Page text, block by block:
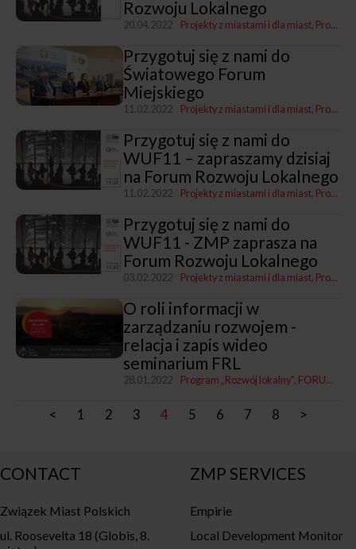
Rozwoju Lokalnego
20.04.2022 Projekty z miastami i dla miast Program „Rozwój lokalny"
Przygotuj się z nami do
Światowego Forum
Miejskiego
11.02.2022 Projekty z miastami i dla miast Program „Rozwój lokalny"
Przygotuj się z nami do
WUF11 – zapraszamy dzisiaj
na Forum Rozwoju Lokalnego
11.02.2022 Projekty z miastami i dla miast Program „Rozwój lokalny"
Przygotuj się z nami do
WUF11 - ZMP zaprasza na
Forum Rozwoju Lokalnego
03.02.2022 Projekty z miastami i dla miast Program „Rozwój lokalny"
O roli informacji w
zarządzaniu rozwojem -
relacja i zapis wideo
seminarium FRL
28.01.2022 Program „Rozwój lokalny" FORUM ROZWOJU LOKALNEGO
< 1 2 3 4 5 6 7 8 >
CONTACT
Związek Miast Polskich
ul. Roosevelta 18 (Globis, 8.
ZMP SERVICES
Empirie
Local Development Monitor